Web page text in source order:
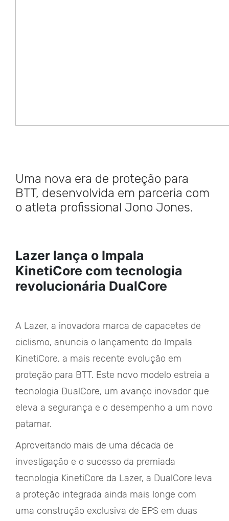
Uma nova era de proteção para
BTT, desenvolvida em parceria com
o atleta profissional Jono Jones.
Lazer lança o Impala
KinetiCore com tecnologia
revolucionária DualCore
A Lazer, a inovadora marca de capacetes de
ciclismo, anuncia o lançamento do Impala
KinetiCore, a mais recente evolução em
proteção para BTT. Este novo modelo estreia a
tecnologia DualCore, um avanço inovador que
eleva a segurança e o desempenho a um novo
patamar.
Aproveitando mais de uma década de
investigação e o sucesso da premiada
tecnologia KinetiCore da Lazer, a DualCore leva
a proteção integrada ainda mais longe com
uma construção exclusiva de EPS em duas